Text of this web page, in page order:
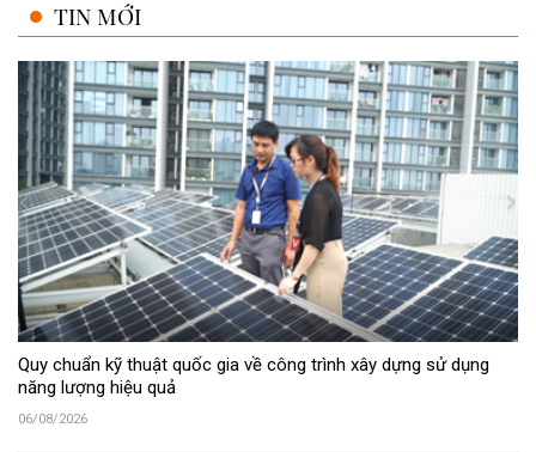
TIN MỚI
Quy chuẩn kỹ thuật quốc gia về công trình xây dựng sử dụng
năng lượng hiệu quả
06/08/2026